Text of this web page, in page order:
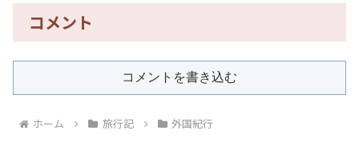
コメント
コメントを書き込む
ホーム 旅行記 外国紀行